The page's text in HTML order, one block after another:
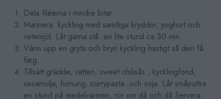
Dela filéerna i mindre bitar.
Marinera kyckling med samtliga kryddor, yoghurt och
vetemjöl. Låt gärna stå en lite stund ca 30 min.
Värm upp en gryta och bryn kyckling hastigt så den få
färg.
Tillsätt grädde, vatten, sweet chilisås , kycklingfond,
sesamolja, honung, currypasta och soja. Låt småputtra
en stund på medelvärmen, rör om då och då.Servera